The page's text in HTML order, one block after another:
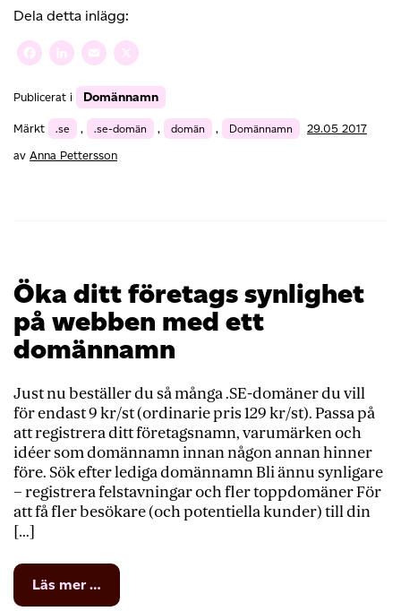
finns
över
1.5
miljoner
.se-
domäner
Dela detta inlägg:
Facebook
LinkedIn
Email
Publicerat i Domännamn
Märkt .se , .se-domän , domän , Domännamn
29.05 2017
av Anna Pettersson
Öka ditt företags synlighet
på webben med ett
domännamn
Just nu beställer du så många .SE-domäner du vill
för endast 9 kr/st (ordinarie pris 129 kr/st). Passa på
att registrera ditt företagsnamn, varumärken och
idéer som domännamn innan någon annan hinner
före. Sök efter lediga domännamn Bli ännu synligare
– registrera felstavningar och fler toppdomäner För
att få fler besökare (och potentiella kunder) till din
[…]
Läs mer …
Öka